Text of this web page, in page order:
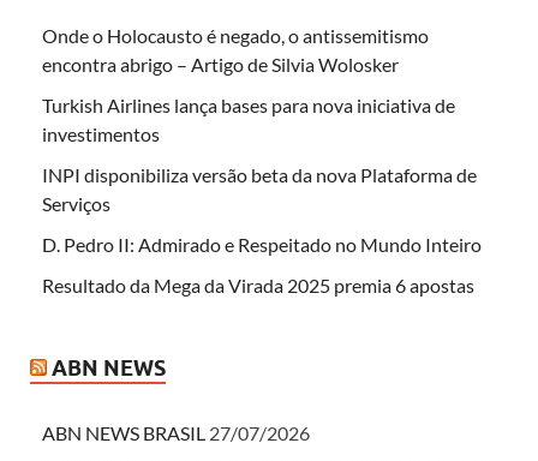
Onde o Holocausto é negado, o antissemitismo
encontra abrigo – Artigo de Silvia Wolosker
Turkish Airlines lança bases para nova iniciativa de
investimentos
INPI disponibiliza versão beta da nova Plataforma de
Serviços
D. Pedro II: Admirado e Respeitado no Mundo Inteiro
Resultado da Mega da Virada 2025 premia 6 apostas
ABN NEWS
ABN NEWS BRASIL 27/07/2026